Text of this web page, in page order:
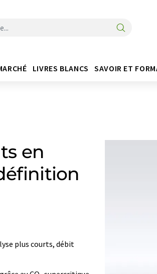
LIVRES BLANCS SAVOIR ET
en
plus courts, débit